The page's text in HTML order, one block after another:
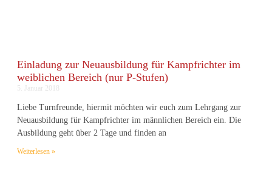
Einladung zur Neuausbildung für Kampfrichter im
weiblichen Bereich (nur P-Stufen)
5. Januar 2018
Liebe Turnfreunde, hiermit möchten wir euch zum Lehrgang zur
Neuausbildung für Kampfrichter im männlichen Bereich ein. Die
Ausbildung geht über 2 Tage und finden an
Weiterlesen »